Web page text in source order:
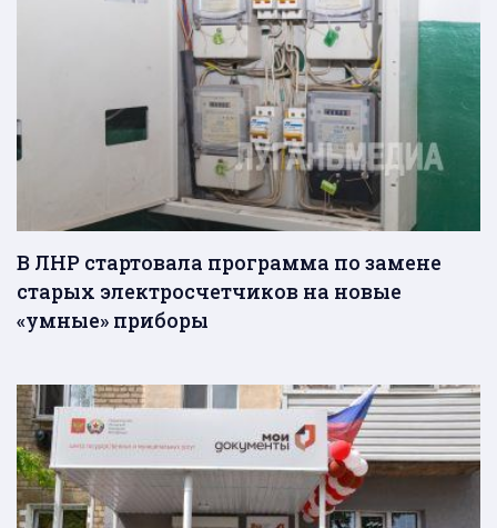
В ЛНР стартовала программа по замене
старых электросчетчиков на новые
«умные» приборы